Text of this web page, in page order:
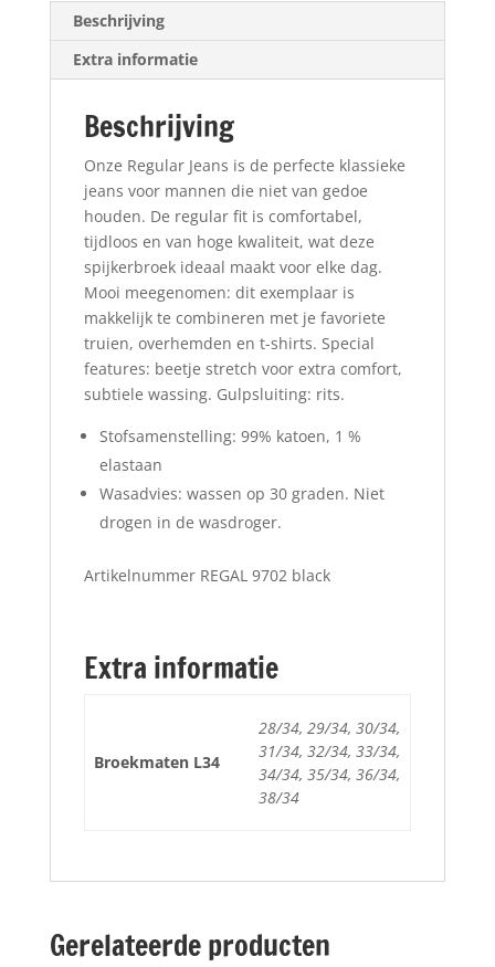
Beschrijving
Extra informatie
Beschrijving
Onze Regular Jeans is de perfecte klassieke
jeans voor mannen die niet van gedoe
houden. De regular fit is comfortabel,
tijdloos en van hoge kwaliteit, wat deze
spijkerbroek ideaal maakt voor elke dag.
Mooi meegenomen: dit exemplaar is
makkelijk te combineren met je favoriete
truien, overhemden en t-shirts. Special
features: beetje stretch voor extra comfort,
subtiele wassing. Gulpsluiting: rits.
Stofsamenstelling: 99% katoen, 1 %
elastaan
Wasadvies: wassen op 30 graden. Niet
drogen in de wasdroger.
Artikelnummer REGAL 9702 black
Extra informatie
Broekmaten L34
28/34, 29/34, 30/34,
31/34, 32/34, 33/34,
34/34, 35/34, 36/34,
38/34
Gerelateerde producten